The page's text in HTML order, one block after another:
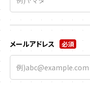
メールアドレス 必須